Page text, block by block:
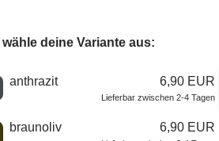
wähle deine Variante aus:
eine Farbe
anthrazit 6,90 EUR
Lieferbar zwischen 2-4 Tagen
braunoliv 6,90 EUR